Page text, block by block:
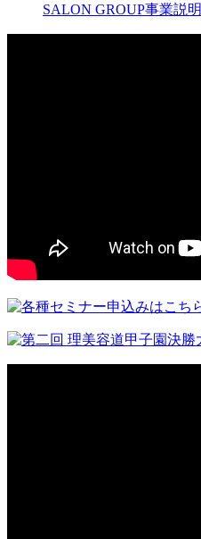
SALON GROUP事業説明